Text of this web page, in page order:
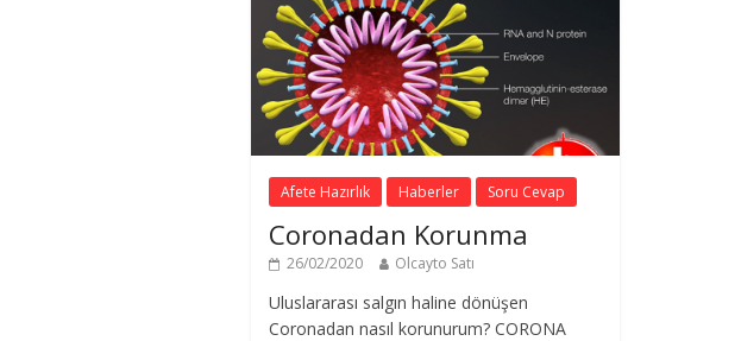
Afete Hazırlık Haberler Soru Cevap
Coronadan Korunma
26/02/2020 Olcayto Satı
Uluslararası salgın haline dönüşen
Coronadan nasıl korunurum? CORONA